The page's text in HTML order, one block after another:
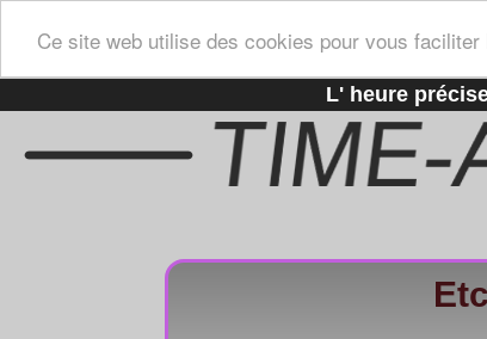
Ce site web utilise des cookies pour vous
L' heure